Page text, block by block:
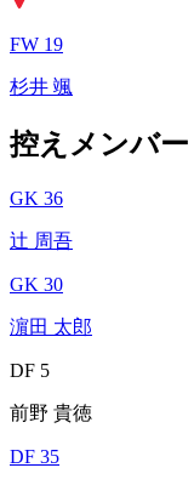
FW 19
杉井 颯
控えメンバー
GK 36
辻 周吾
GK 30
濵田 太郎
DF 5
前野 貴徳
DF 35